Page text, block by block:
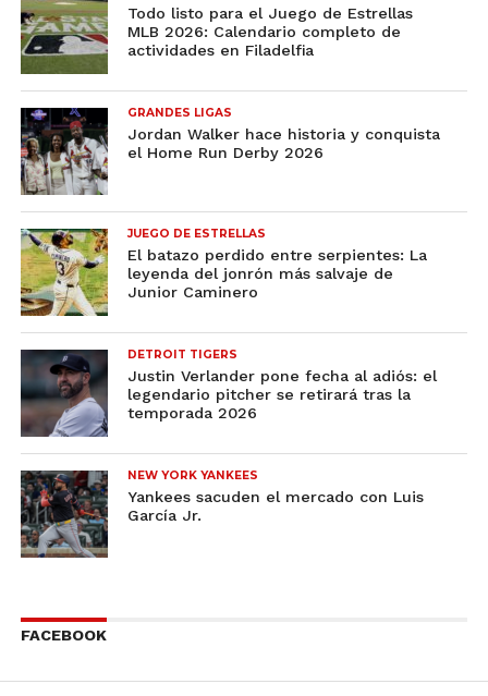
Todo listo para el Juego de Estrellas
MLB 2026: Calendario completo de
actividades en Filadelfia
GRANDES LIGAS
Jordan Walker hace historia y conquista
el Home Run Derby 2026
JUEGO DE ESTRELLAS
El batazo perdido entre serpientes: La
leyenda del jonrón más salvaje de
Junior Caminero
DETROIT TIGERS
Justin Verlander pone fecha al adiós: el
legendario pitcher se retirará tras la
temporada 2026
NEW YORK YANKEES
Yankees sacuden el mercado con Luis
García Jr.
FACEBOOK